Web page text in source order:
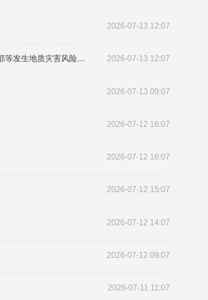
2026-07-13 12:07
山东发布地质灾害气象风险预警：淄博中部、潍坊西部、临沂局部、日照东部等发生地质灾害风险较高，注意防范 2026-07-13 12:07
2026-07-13 09:07
2026-07-12 16:07
2026-07-12 16:07
2026-07-12 15:07
2026-07-12 14:07
2026-07-12 09:07
2026-07-11 11:07